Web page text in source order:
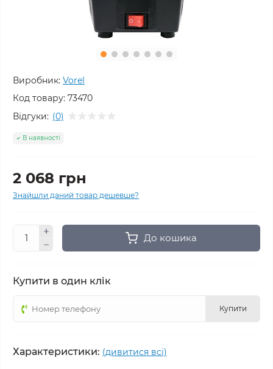
Виробник: Vorel
Код товару: 73470
Відгуки: (0)
В наявності
2 068 грн
Знайшли даний товар дешевше?
До кошика
Купити в один клік
Купити
Характеристики: (дивитися всі)